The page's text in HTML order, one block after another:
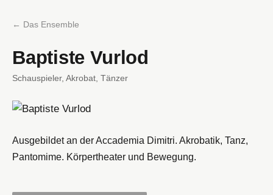
← Das Ensemble
Baptiste Vurlod
Schauspieler, Akrobat, Tänzer
Ausgebildet an der Accademia Dimitri. Akrobatik, Tanz,
Pantomime. Körpertheater und Bewegung.